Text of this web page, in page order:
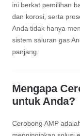
ini berkat pemilihan
dan korosi, serta
Anda tidak hanya
sistem saluran gas
panjang.
Mengapa
untuk Anda?
Cerobong AMP